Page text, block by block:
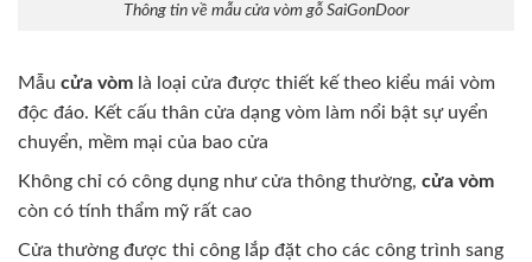
Thông tin về mẫu cửa vòm gỗ SaiGonDoor
Mẫu cửa vòm là loại cửa được thiết kế theo kiểu mái vòm
độc đáo. Kết cấu thân cửa dạng vòm làm nổi bật sự uyển
chuyển, mềm mại của bao cửa
Không chỉ có công dụng như cửa thông thường, cửa vòm
còn có tính thẩm mỹ rất cao
Cửa thường được thi công lắp đặt cho các công trình sang